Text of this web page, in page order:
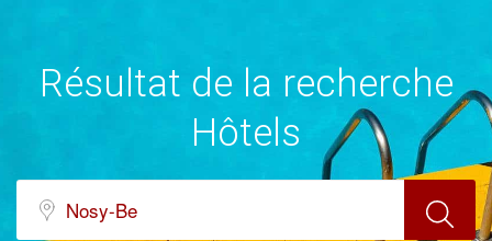
Résultat de la recherche
Hôtels